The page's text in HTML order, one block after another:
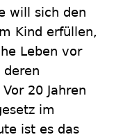
will sich den
Kind erfüllen,
Leben vor
deren
20 Jahren
im
ist es das